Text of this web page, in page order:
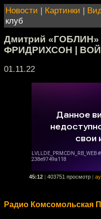
Новости | Картинки |
клуб
Дмитрий
ФРИДРИХСОН |
01.11.22
45:12 403751 просмотр
Радио Комсомольская